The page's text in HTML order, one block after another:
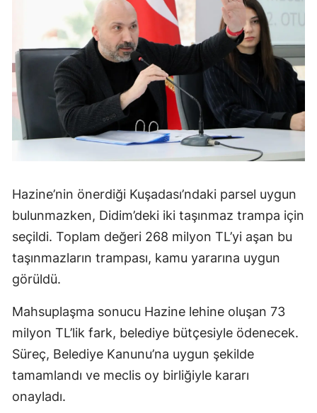
Hazine’nin önerdiği Kuşadası’ndaki parsel uygun
bulunmazken, Didim’deki iki taşınmaz trampa için
seçildi. Toplam değeri 268 milyon TL’yi aşan bu
taşınmazların trampası, kamu yararına uygun
görüldü.
Mahsuplaşma sonucu Hazine lehine oluşan 73
milyon TL’lik fark, belediye bütçesiyle ödenecek.
Süreç, Belediye Kanunu’na uygun şekilde
tamamlandı ve meclis oy birliğiyle kararı
onayladı.